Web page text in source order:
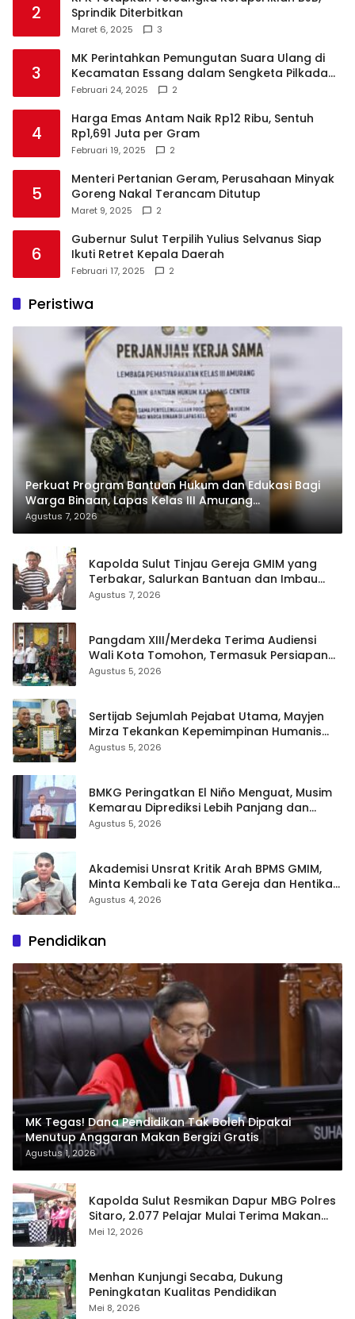
2
Sprindik Diterbitkan
Maret 6, 2025 3
3
MK Perintahkan Pemungutan Suara Ulang di
Kecamatan Essang dalam Sengketa Pilkada
Talaud
Februari 24, 2025 2
4
Harga Emas Antam Naik Rp12 Ribu, Sentuh
Rp1,691 Juta per Gram
Februari 19, 2025 2
5
Menteri Pertanian Geram, Perusahaan Minyak
Goreng Nakal Terancam Ditutup
Maret 9, 2025 2
6
Gubernur Sulut Terpilih Yulius Selvanus Siap
Ikuti Retret Kepala Daerah
Februari 17, 2025 2
Peristiwa
Perkuat Program Bantuan Hukum dan Edukasi Bagi
Warga Binaan, Lapas Kelas III Amurang
Tandatangani MoU Dengan LBH KASALANG CENTER
Agustus 7, 2026
Kapolda Sulut Tinjau Gereja GMIM yang
Terbakar, Salurkan Bantuan dan Imbau
Waspada Musim Kemarau
Agustus 7, 2026
Pangdam XIII/Merdeka Terima Audiensi
Wali Kota Tomohon, Termasuk Persiapan
TIFF
Agustus 5, 2026
Sertijab Sejumlah Pejabat Utama, Mayjen
Mirza Tekankan Kepemimpinan Humanis
dan Profesional
Agustus 5, 2026
BMKG Peringatkan El Niño Menguat, Musim
Kemarau Diprediksi Lebih Panjang dan
Kering pada Agustus–September
Agustus 5, 2026
Akademisi Unsrat Kritik Arah BPMS GMIM,
Minta Kembali ke Tata Gereja dan Hentikan
Polarisasi
Agustus 4, 2026
Pendidikan
MK Tegas! Dana Pendidikan Tak Boleh Dipakai
Menutup Anggaran Makan Bergizi Gratis
Agustus 1, 2026
Kapolda Sulut Resmikan Dapur MBG Polres
Sitaro, 2.077 Pelajar Mulai Terima Makan
Gratis
Mei 12, 2026
Menhan Kunjungi Secaba, Dukung
Peningkatan Kualitas Pendidikan
Mei 8, 2026